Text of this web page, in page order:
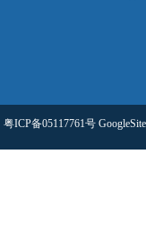
粤ICP备05117761号